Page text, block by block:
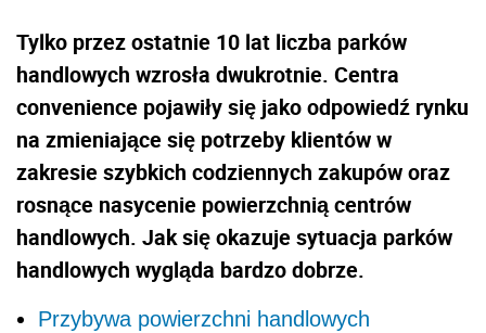
Tylko przez ostatnie 10 lat liczba parków
handlowych wzrosła dwukrotnie. Centra
convenience pojawiły się jako odpowiedź rynku
na zmieniające się potrzeby klientów w
zakresie szybkich codziennych zakupów oraz
rosnące nasycenie powierzchnią centrów
handlowych. Jak się okazuje sytuacja parków
handlowych wygląda bardzo dobrze.
Przybywa powierzchni handlowych